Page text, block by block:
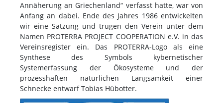
Annäherung an Griechenland“ verfasst hatte, war von
Anfang an dabei. Ende des Jahres 1986 entwickelten
wir eine Satzung und trugen den Verein unter dem
Namen PROTERRA PROJECT COOPERATION e.V. in das
Vereinsregister ein. Das PROTERRA-Logo als eine
Synthese des Symbols kybernetischer
Systemerfassung der Ökosysteme und der
prozesshaften natürlichen Langsamkeit einer
Schnecke entwarf Tobias Hübotter.